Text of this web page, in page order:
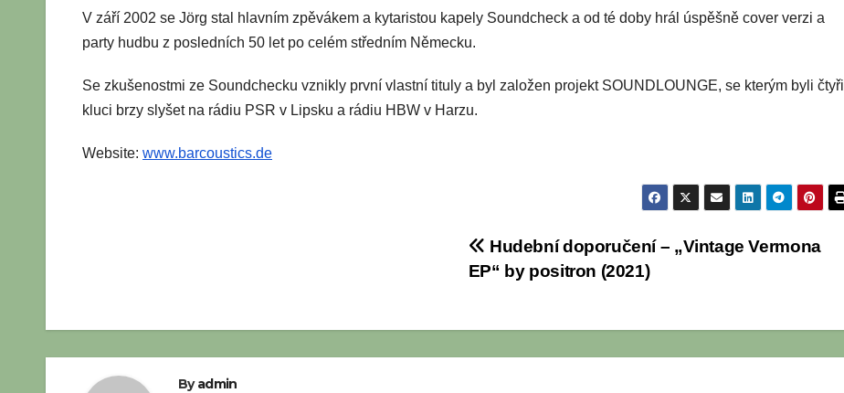
V září 2002 se Jörg stal hlavním zpěvákem a kytaristou kapely Soundcheck a od té doby hrál úspěšně cover verzi a
party hudbu z posledních 50 let po celém středním Německu.
Se zkušenostmi ze Soundchecku vznikly první vlastní tituly a byl založen projekt SOUNDLOUNGE, se kterým byli čtyři
kluci brzy slyšet na rádiu PSR v Lipsku a rádiu HBW v Harzu.
Website: www.barcoustics.de
příspěvek
Hudební doporučení – „Vintage Vermona
EP“ by positron (2021)
Byadmin